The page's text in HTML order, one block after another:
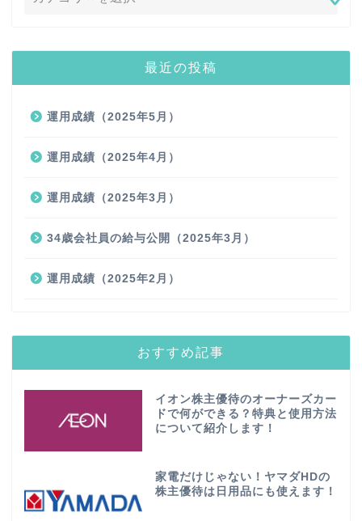
最近の投稿
運用成績（2025年5月）
運用成績（2025年4月）
運用成績（2025年3月）
34歳会社員の給与公開（2025年3月）
運用成績（2025年2月）
おすすめ記事
イオン株主優待のオーナーズカー
ドで何ができる？特典と使用方法
について紹介します！
家電だけじゃない！ヤマダHDの
株主優待は日用品にも使えます！